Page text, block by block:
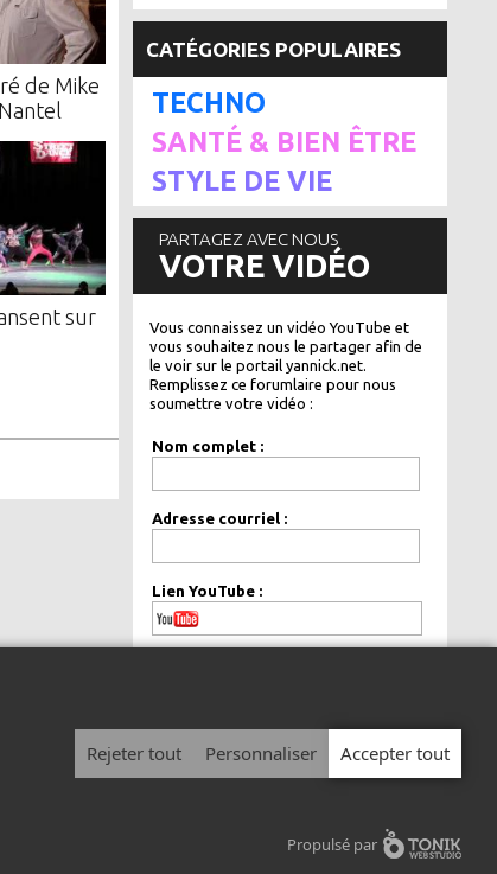
de Mike
sur
CATÉGORIES POPULAIRES
TECHNO
SANTÉ & BIEN ÊTRE
STYLE DE VIE
PARTAGEZ AVEC NOUS
VOTRE VIDÉO
Vous connaissez un vidéo YouTube et
vous souhaitez nous le partager afin de
le voir sur le portail yannick.net.
Remplissez ce forumlaire pour nous
soumettre votre vidéo :
Nom complet :
Adresse courriel :
Lien YouTube :
Afficher votre publicité sur Yannick.net/Nous joindre
Rejeter tout Personnaliser Accepter tout
Propulsé par